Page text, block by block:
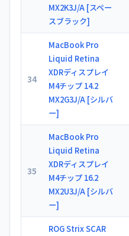
MX2K3J/A [スペー
スブラック]
34
MacBook Pro
Liquid Retina
XDRディスプレイ
M4チップ 14.2
MX2G3J/A [シルバ
ー]
35
MacBook Pro
Liquid Retina
XDRディスプレイ
M4チップ 16.2
MX2U3J/A [シルバ
ー]
ROG Strix SCAR